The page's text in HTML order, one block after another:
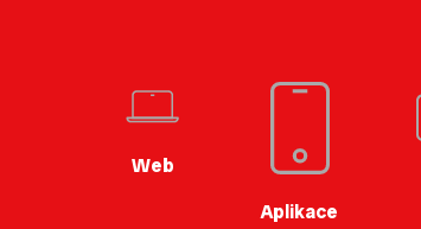
Web
Aplikace